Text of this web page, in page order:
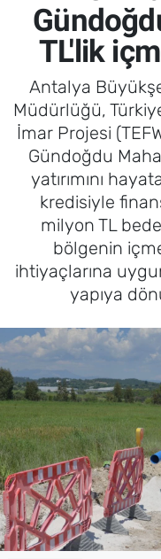
TL'lik
Antalya
Müdürlüğü,
İmar Projesi
Gündoğdu
yatırımını
kredisiyle
milyon TL
bölgenin
ihtiyaçlarına
yapıya